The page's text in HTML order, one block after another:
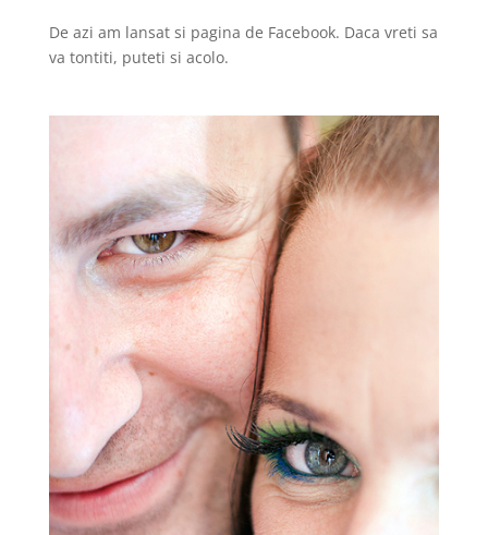
De azi am lansat si pagina de Facebook. Daca vreti sa
va tontiti, puteti si acolo.